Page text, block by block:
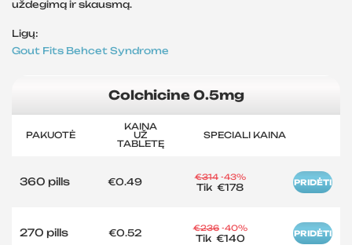
uždegimą ir skausmą.
Ligų:
Gout Fits Behcet Syndrome
Colchicine 0.5mg
PAKUOTĖ
KAINA
UŽ
TABLETĘ
SPECIALI KAINA
360 pills €0.49 €314 -43%
Tik€178 PRIDĖTI
270 pills €0.52 €236 -40%
Tik €140 PRIDĖTI